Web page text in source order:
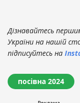
Дізнавайтесь
України на нашій
підписуйтесь на
посівна 2024